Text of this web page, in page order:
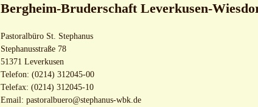
Bergheim-Bruderschaft Leverkusen-
Pastoralbüro St. Stephanus
Stephanusstraße 78
51371 Leverkusen
Telefon: (0214) 312045-00
Telefax: (0214) 312045-10
Email:pastoralbuero@stephanus-wbk.de